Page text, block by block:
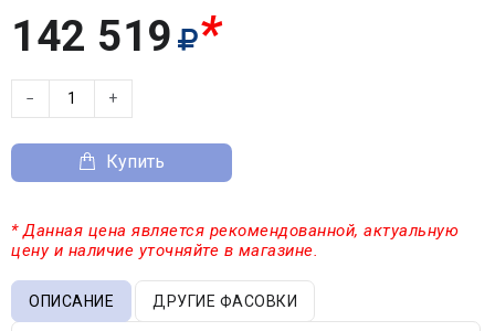
142 519 *
− +
Купить
* Данная цена является рекомендованной, актуальную
цену и наличие уточняйте в магазине.
ОПИСАНИЕ ДРУГИЕ ФАСОВКИ